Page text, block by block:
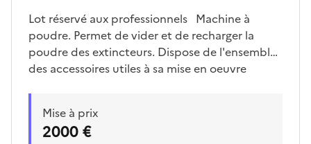
Lot réservé aux professionnels Machine à
poudre. Permet de vider et de recharger la
poudre des extincteurs. Dispose de l'ensemble
des accessoires utiles à sa mise en oeuvre
Mise à prix
2000 €